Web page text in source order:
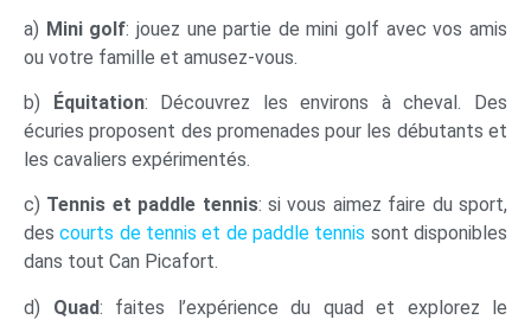
a) Mini golf: jouez une partie de mini golf avec vos amis
ou votre famille et amusez-vous.
b) Équitation: Découvrez les environs à cheval. Des
écuries proposent des promenades pour les débutants et
les cavaliers expérimentés.
c) Tennis et paddle tennis: si vous aimez faire du sport,
descourts de tennis et de paddle tennis sont disponibles
dans tout Can Picafort.
d) Quad: faites l’expérience du quad et explorez le